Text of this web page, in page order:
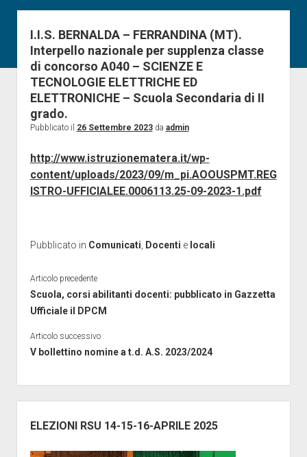
facebookinstagrammatera@flcgil.it
tel:0835330713
telegram
Home
RSU
Giornalini
menu
a
discesa
Ricerca
Galleria
Contatti
I.I.S. BERNALDA – FERRANDINA (MT).
Interpello nazionale per supplenza classe
di concorso A040 – SCIENZE E
TECNOLOGIE ELETTRICHE ED
ELETTRONICHE – Scuola Secondaria di II
grado.
Pubblicato il 26 Settembre 2023da admin
http://www.istruzionematera.it/wp-
content/uploads/2023/09/m_pi.AOOUSPMT.REG
ISTRO-UFFICIALEE.0006113.25-09-2023-1.pdf
Pubblicato in Comunicati Docenti e locali
Articolo precedente
Scuola, corsi abilitanti docenti: pubblicato in Gazzetta
Ufficiale il DPCM
Articolo successivo
V bollettino nomine a t.d. A.S. 2023/2024
laterale
ELEZIONI RSU 14-15-16-APRILE 2025